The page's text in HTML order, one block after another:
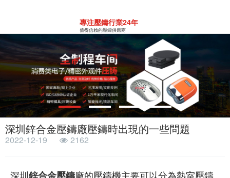
專注壓鑄行業24年
值得信賴的壓鑄供應商
深圳鋅合金壓鑄廠壓鑄時出現的一些問題
2022-12-19 2162
深圳
廠的壓鑄機主要可以分為熱室壓鑄